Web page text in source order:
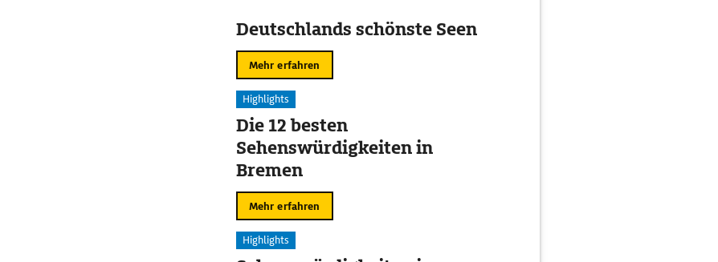
Deutschlands schönste Seen
Mehr erfahren
Highlights
Die 12 besten
Sehenswürdigkeiten in
Bremen
Mehr erfahren
Highlights